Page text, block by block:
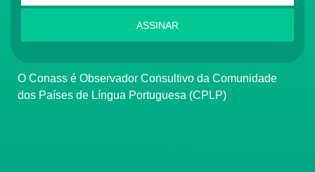
ASSINAR
O Conass é Observador Consultivo da Comunidade
dos Países de Língua Portuguesa (CPLP)